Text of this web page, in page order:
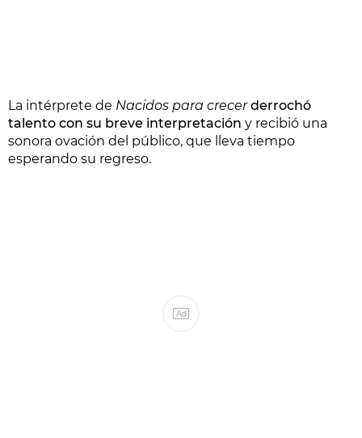
La intérprete de Nacidos para crecerderrochó
talento con su breve interpretación y recibió una
sonora ovación del público, que lleva tiempo
esperando su regreso.
Ad